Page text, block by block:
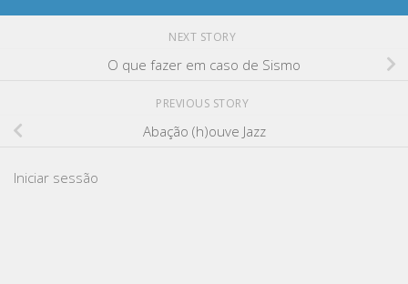
NEXT STORY
O que fazer em caso de Sismo
PREVIOUS STORY
Abação (h)ouve Jazz
Iniciar sessão